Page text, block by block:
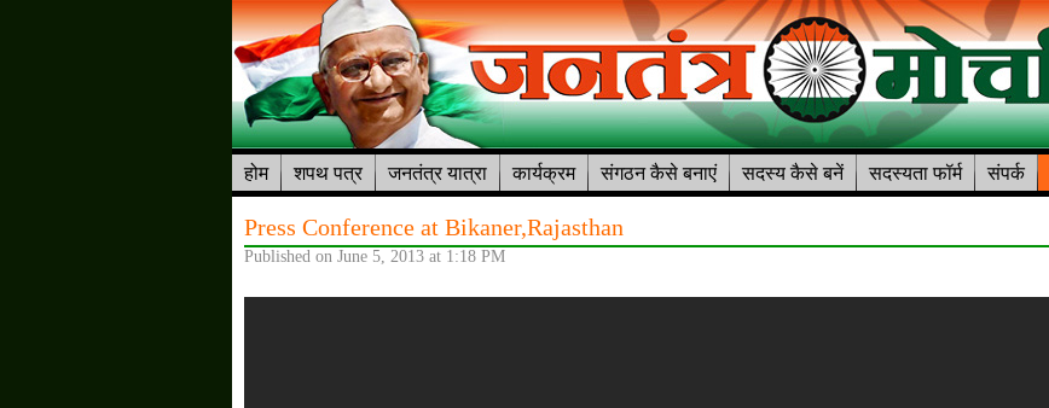
होम शपथ पत्र जनतंत्र यात्रा कार्यक्रम संगठन कैसे बनाएं सदस्य कैसे बनें सदस्यता फॉर्म संपर्क
Press Conference at Bikaner,Rajasthan
Published on June 5, 2013 at 1:18 PM